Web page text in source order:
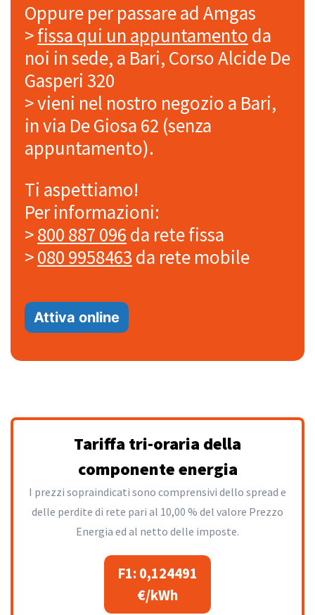
Oppure per passare ad Amgas
>fissa qui un appuntamento da
noi in sede, a Bari, Corso Alcide De
Gasperi 320
> vieni nel nostro negozio a Bari,
in via De Giosa 62 (senza
appuntamento).
Ti aspettiamo!
Per informazioni:
>800 887 096 da rete fissa
>080 9958463 da rete mobile
Attiva online
Tariffa tri-oraria della
componente energia
I prezzi sopraindicati sono comprensivi dello spread e
delle perdite di rete pari al 10,00 % del valore Prezzo
Energia ed al netto delle imposte.
F1: 0,124491
€/kWh